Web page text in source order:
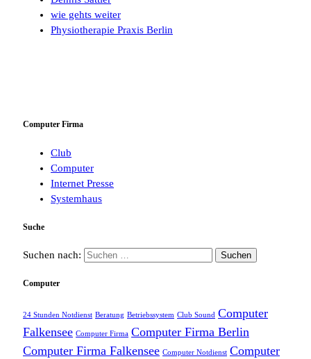
wie gehts weiter
Physiotherapie Praxis Berlin
Computer Firma
Club
Computer
Internet Presse
Systemhaus
Suche
Suchen nach:
Computer
24 Stunden Notdienst Beratung Betriebssystem Club Sound Computer
Falkensee Computer Firma Computer Firma Berlin
Computer Firma Falkensee Computer Notdienst Computer